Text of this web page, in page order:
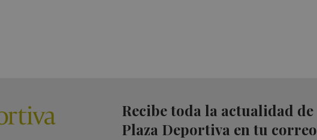
Recibe toda la actualidad de
Plaza Deportiva en tu correo